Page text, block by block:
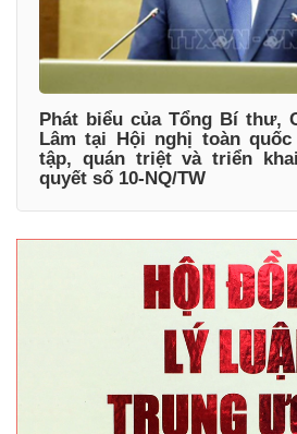
Phát biểu của Tổng Bí thư,
Lâm tại Hội nghị toàn
tập, quán triệt và triển
quyết số 10-NQ/TW